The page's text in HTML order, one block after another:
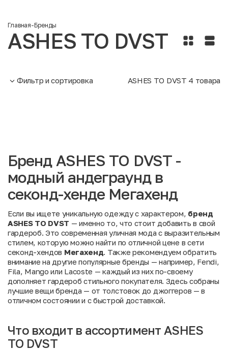
Главная-Бренды
ASHES TO DVST
Фильтр и сортировка ASHES TO DVST 4 товара
Бренд ASHES TO DVST -
модный андеграунд в
секонд-хенде Мегахенд
Если вы ищете уникальную одежду с характером, бренд
ASHES TO DVST — именно то, что стоит добавить в свой
гардероб. Это современная уличная мода с выразительным
стилем, которую можно найти по отличной цене в сети
секонд-хендов Мегахенд. Также рекомендуем обратить
внимание на другие популярные бренды — например, Fendi,
Fila, Mango или Lacoste — каждый из них по-своему
дополняет гардероб стильного покупателя. Здесь собраны
лучшие вещи бренда — от толстовок до джоггеров — в
отличном состоянии и с быстрой доставкой.
Что входит в ассортимент ASHES
TO DVST